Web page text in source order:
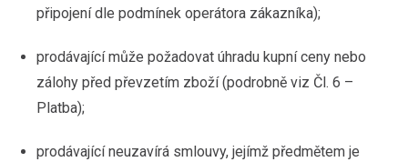
připojení dle podmínek operátora zákazníka);
prodávající může požadovat úhradu kupní ceny nebo
zálohy před převzetím zboží (podrobně viz Čl. 6 –
Platba);
prodávající neuzavírá smlouvy, jejímž předmětem je